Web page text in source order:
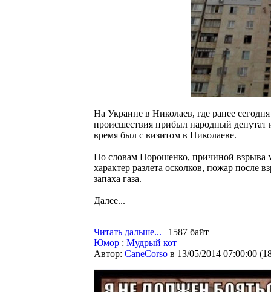
На Украине в Николаев, где ранее
происшествия прибыл народный
время был с визитом в Николаеве.
По словам Порошенко, причиной взрыва
характер разлета осколков, пожар после
запаха газа.
Далее...
Читать дальше... | 1587 байт
Юмор : Мудрый кот
Автор: CaneCorso в 13/05/2014 07:00:00 (